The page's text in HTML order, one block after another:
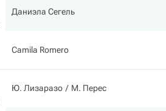
Даниэла Сегель
Camila Romero
Ю. Лизаразо М. Перес